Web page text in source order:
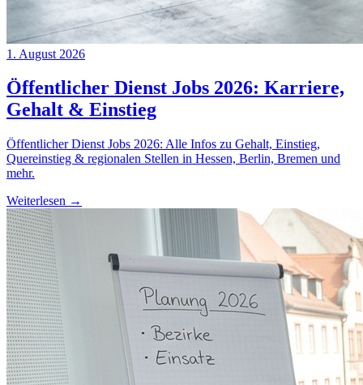
1. August 2026
Öffentlicher Dienst Jobs 2026: Karriere,
Gehalt & Einstieg
Öffentlicher Dienst Jobs 2026: Alle Infos zu Gehalt, Einstieg,
Quereinstieg & regionalen Stellen in Hessen, Berlin, Bremen und
mehr.
Weiterlesen →